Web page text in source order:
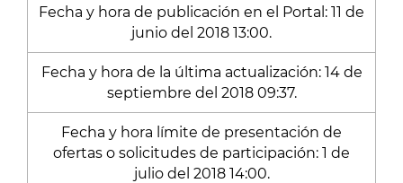
Fecha y hora de publicación en el Portal: 11 de
junio del 2018 13:00.
Fecha y hora de la última actualización: 14 de
septiembre del 2018 09:37.
Fecha y hora límite de presentación de
ofertas o solicitudes de participación: 1 de
julio del 2018 14:00.